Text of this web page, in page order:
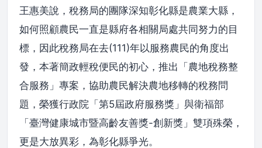
王惠美說，稅務局的團隊深知彰化縣是農業大縣，
如何照顧農民一直是縣府各相關局處共同努力的目
標，因此稅務局在去(111)年以服務農民的角度出
發，本著簡政輕稅便民的初心，推出「農地稅務整
合服務」專案，協助農民解決農地移轉的稅務問
題，榮獲行政院「第5屆政府服務獎」與衛福部
「臺灣健康城市暨高齡友善獎-創新獎」雙項殊榮，
更是大放異彩，為彰化縣爭光。